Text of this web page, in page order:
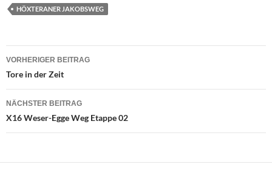
HÖXTERANER JAKOBSWEG
Beitragsnavigation
VORHERIGER BEITRAG
Tore in der Zeit
NÄCHSTER BEITRAG
X16 Weser-Egge Weg Etappe 02